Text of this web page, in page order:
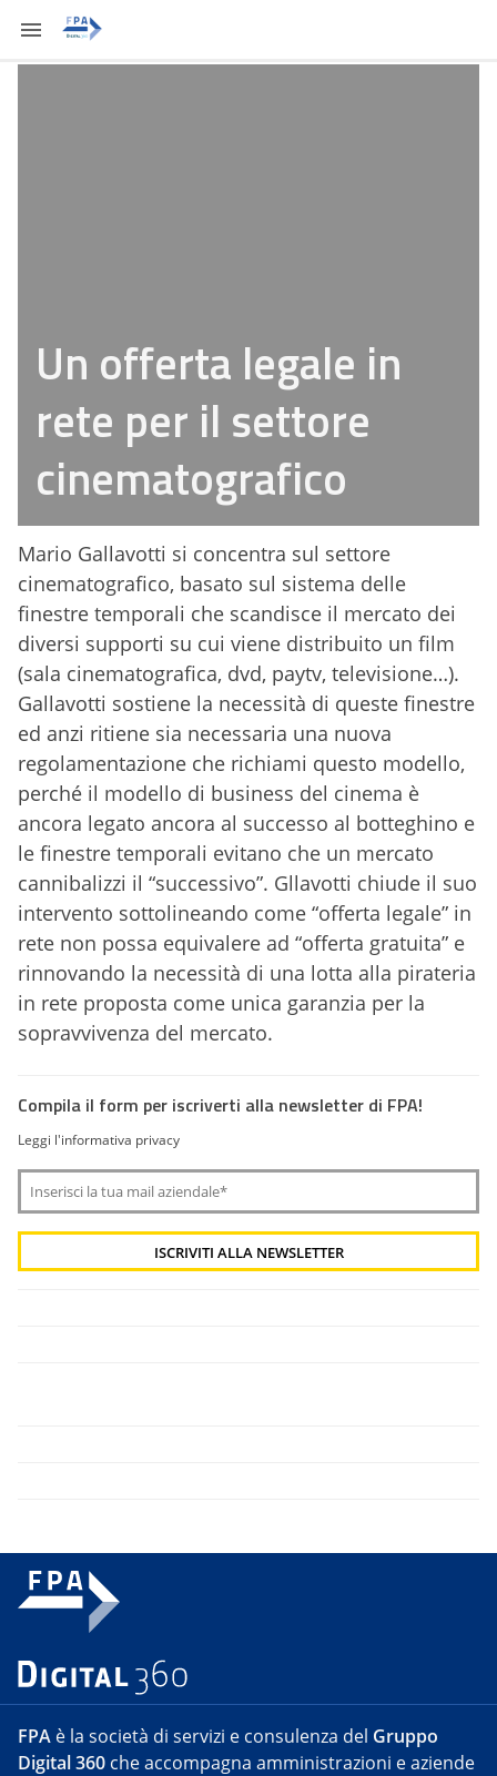
Un offerta legale in
rete per il settore
cinematografico
Mario Gallavotti si concentra sul settore
cinematografico, basato sul sistema delle
finestre temporali che scandisce il mercato dei
diversi supporti su cui viene distribuito un film
(sala cinematografica, dvd, paytv, televisione…).
Gallavotti sostiene la necessità di queste finestre
ed anzi ritiene sia necessaria una nuova
regolamentazione che richiami questo modello,
perché il modello di business del cinema è
ancora legato ancora al successo al botteghino e
le finestre temporali evitano che un mercato
cannibalizzi il “successivo”. Gllavotti chiude il suo
intervento sottolineando come “offerta legale” in
rete non possa equivalere ad “offerta gratuita” e
rinnovando la necessità di una lotta alla pirateria
in rete proposta come unica garanzia per la
sopravvivenza del mercato.
Compila il form per iscriverti alla newsletter di FPA!
Leggi l'informativa privacy
FPA è la società di servizi e consulenza del Gruppo
Digital 360 che accompagna amministrazioni e aziende